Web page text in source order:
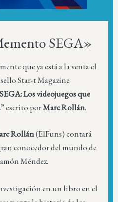
SEGA»
que ya está a la venta el
Star-t Magazine
Los videojuegos que
” escrito porMarc Rollán.
Rollán(ElFuns) contará
conocedor del mundo de
Méndez.
en un libro en el